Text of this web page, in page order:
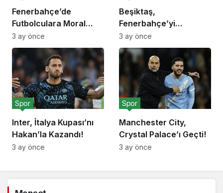
Fenerbahçe’de
Futbolculara Moral
Yemeği!
3 ay önce
Beşiktaş,
Fenerbahçe’yi
Deplasmanda Yendi!
3 ay önce
Inter, İtalya Kupası’nı
Hakan’la Kazandı!
Spor
3 ay önce
Manchester City,
Crystal Palace’ı Geçti!
Spor
3 ay önce